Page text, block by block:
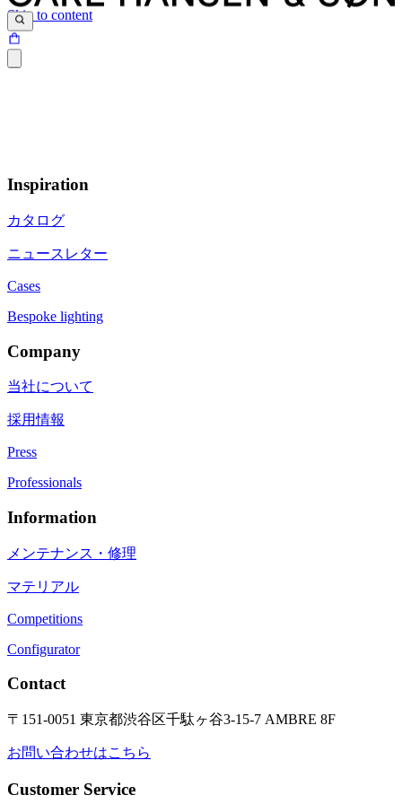
Skip to content
Inspiration
カタログ
ニュースレター
Cases
Bespoke lighting
Company
当社について
採用情報
Press
Professionals
Information
メンテナンス・修理
マテリアル
Competitions
Configurator
Contact
〒151-0051 東京都渋谷区千駄ヶ谷3-15-7 AMBRE 8F
お問い合わせはこちら
Customer Service